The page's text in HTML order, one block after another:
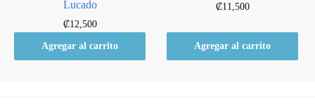
Lucado
₡12,500
Agregar al carrito
₡11,500
Agregar al carrito